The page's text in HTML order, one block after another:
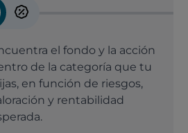
el fondo y la acción
de la categoría que tu
en función de riesgos,
y rentabilidad